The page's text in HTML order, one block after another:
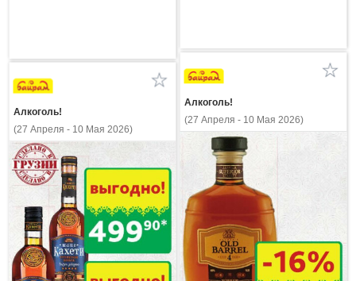
Алкоголь!
(27 Апреля - 10 Мая 2026)
Алкоголь!
(27 Апреля - 10 Мая 2026)